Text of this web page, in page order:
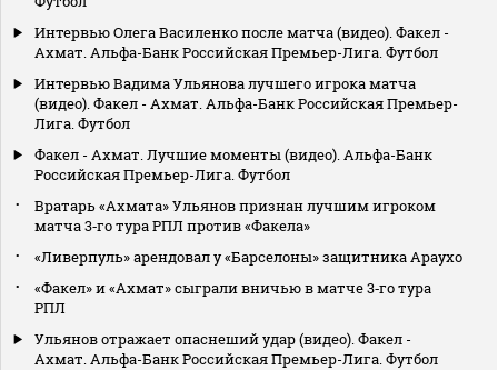
Интервью Олега Василенко после матча (видео). Факел -
Ахмат. Альфа-Банк Российская Премьер-Лига. Футбол
Интервью Вадима Ульянова лучшего игрока матча
(видео). Факел - Ахмат. Альфа-Банк Российская Премьер-
Лига. Футбол
Факел - Ахмат. Лучшие моменты (видео). Альфа-Банк
Российская Премьер-Лига. Футбол
Вратарь «Ахмата» Ульянов признан лучшим игроком
матча 3‑го тура РПЛ против «Факела»
«Ливерпуль» арендовал у «Барселоны» защитника Араухо
«Факел» и «Ахмат» сыграли вничью в матче 3‑го тура
РПЛ
Ульянов отражает опаснеший удар (видео). Факел -
Ахмат. Альфа-Банк Российская Премьер-Лига. Футбол